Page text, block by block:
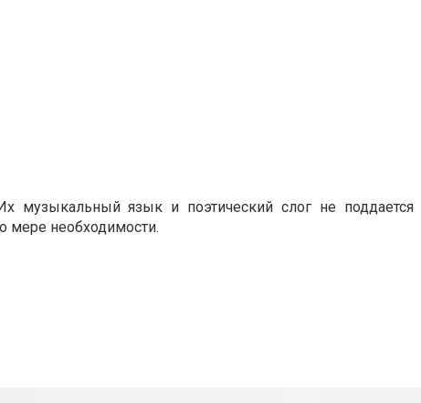
музыкальный язык и поэтический слог не поддается
необходимости.